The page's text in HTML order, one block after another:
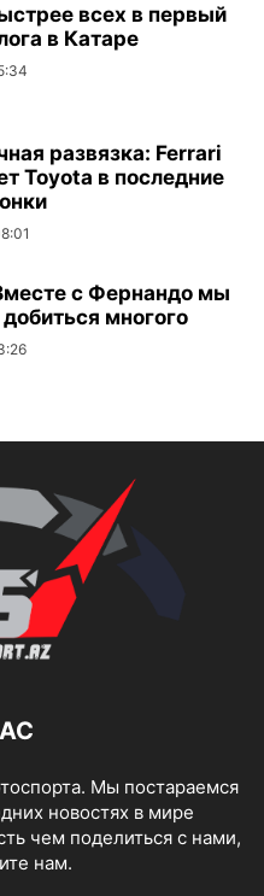
всех в первый
в Катаре
развязка: Ferrari
Toyota в последние
с Фернандо мы
многого
Мы постараемся
новостях в мире
чем поделиться с нами,
нам.